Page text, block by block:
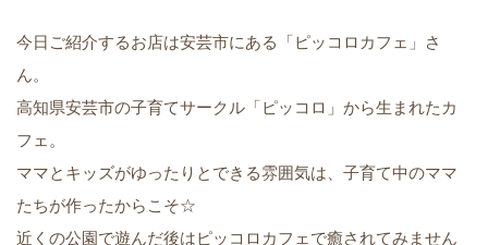
今日ご紹介するお店は安芸市にある「ピッコロカフェ」さ
ん。
高知県安芸市の子育てサークル「ピッコロ」から生まれたカ
フェ。
ママとキッズがゆったりとできる雰囲気は、子育て中のママ
たちが作ったからこそ☆
近くの公園で遊んだ後はピッコロカフェで癒されてみません